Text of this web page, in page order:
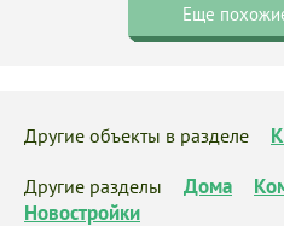
Еще
Другие объекты в разделе
Другие разделы Дома
Новостройки